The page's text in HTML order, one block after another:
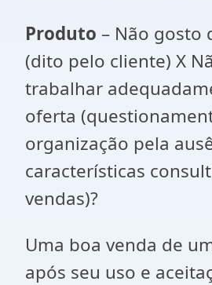
Produto – Não gosto
(dito pelo cliente) X
trabalhar
oferta
organização pela
características
vendas)?
Uma boa venda de
após seu uso e